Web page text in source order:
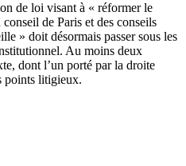
de loi visant à « réformer le
de Paris et des conseils
» doit désormais passer sous les
Au moins deux
dont l’un porté par la droite
points litigieux.